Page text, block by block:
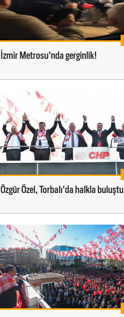
İzmir Metrosu'nda gerginlik!
Özgür Özel, Torbalı'da halkla buluştu